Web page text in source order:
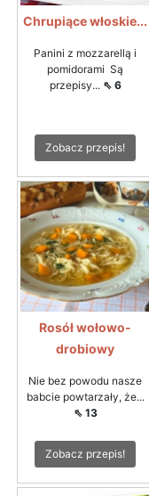
Chrupiące włoskie...
Panini z mozzarellą i
pomidorami Są
przepisy... ⇖ 6
Zobacz przepis!
Rosół wołowo-
drobiowy
Nie bez powodu nasze
babcie powtarzały, że...
⇖ 13
Zobacz przepis!